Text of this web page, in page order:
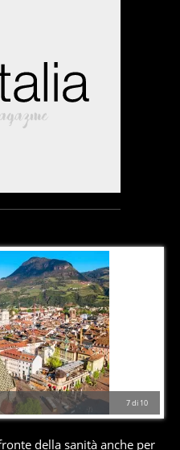
7di 10
della sanità anche per